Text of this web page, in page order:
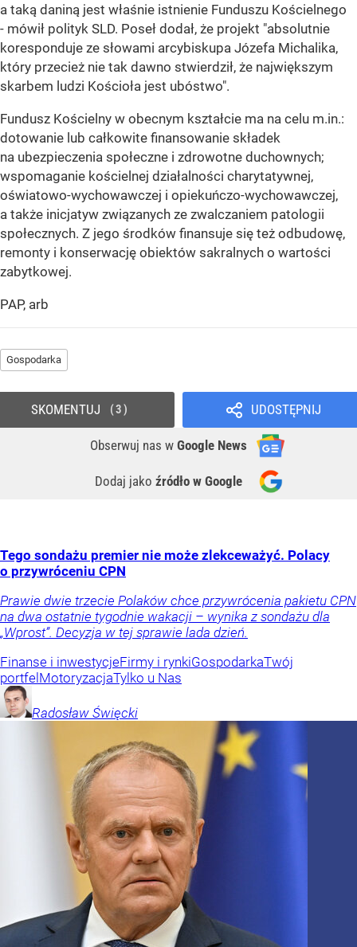
a taką daniną jest właśnie istnienie Funduszu Kościelnego
- mówił polityk SLD. Poseł dodał, że projekt "absolutnie
koresponduje ze słowami arcybiskupa Józefa Michalika,
który przecież nie tak dawno stwierdził, że największym
skarbem ludzi Kościoła jest ubóstwo".
Fundusz Kościelny w obecnym kształcie ma na celu m.in.:
dotowanie lub całkowite finansowanie składek
na ubezpieczenia społeczne i zdrowotne duchownych;
wspomaganie kościelnej działalności charytatywnej,
oświatowo-wychowawczej i opiekuńczo-wychowawczej,
a także inicjatyw związanych ze zwalczaniem patologii
społecznych. Z jego środków finansuje się też odbudowę,
remonty i konserwację obiektów sakralnych o wartości
zabytkowej.
PAP, arb
Gospodarka
UDOSTĘPNIJ
Obserwuj nas w Google News
Dodaj jako źródło w Google
SKOMENTUJ 3
Tego sondażu premier nie może zlekceważyć. Polacy
o przywróceniu CPN
Prawie dwie trzecie Polaków chce przywrócenia pakietu CPN
na dwa ostatnie tygodnie wakacji – wynika z sondażu dla
„Wprost”. Decyzja w tej sprawie lada dzień.
Finanse i inwestycjeFirmy i rynkiGospodarkaTwój
portfel MotoryzacjaTylko u Nas
Radosław Święcki